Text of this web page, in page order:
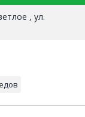
, ул.